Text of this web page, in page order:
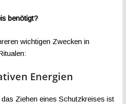
benötigt?
wichtigen Zwecken in
Energien
Ziehen eines Schutzkreises ist